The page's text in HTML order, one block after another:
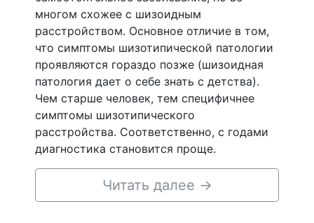
многом схожее с шизоидным
расстройством. Основное отличие в том,
что симптомы шизотипической патологии
проявляются гораздо позже (шизоидная
патология дает о себе знать с детства).
Чем старше человек, тем специфичнее
симптомы шизотипического
расстройства. Соответственно, с годами
диагностика становится проще.
Читать далее →